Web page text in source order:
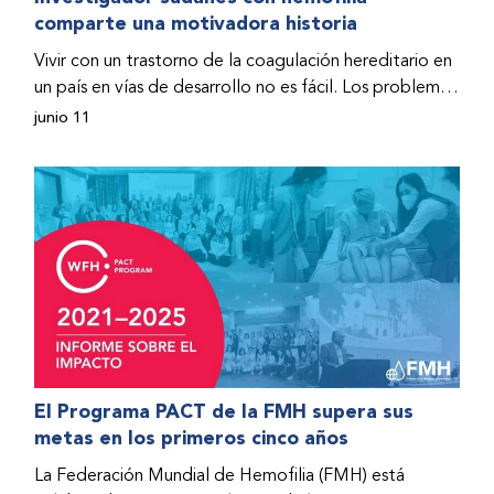
hospitalizado y terminó con daños graves en ambas
donado a través del Programa de Ayuda Humanitaria
de la Federación Mundial de Hemofilia (FMH) cuando
Fendi encontró la esperanza de una vida mejor.
comparte una motivadora historia
Vivir con un trastorno de la coagulación hereditario en
un país en vías de desarrollo no es fácil. Los problemas
se multiplican drásticamente cuando el país también
Hashim, hombre sudanés con hemofilia B, la vida no
representaba más que retos cotidianos hasta que la
asistencia proporcionada por la Federación Mundial
de Hemofilia (FMH) y su Programa de Ayuda
Humanitaria salvo su vida.
junio 11
El Programa PACT de la FMH supera sus
metas en los primeros cinco años
La Federación Mundial de Hemofilia (FMH) está